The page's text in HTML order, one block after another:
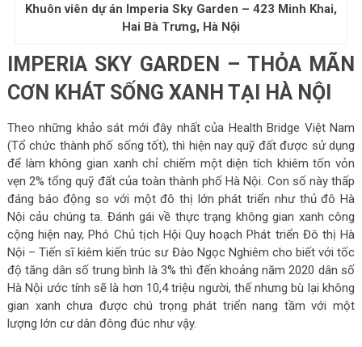
Khuôn viên dự án Imperia Sky Garden – 423 Minh Khai,
Hai Bà Trưng, Hà Nội
IMPERIA SKY GARDEN – THỎA MÃN
CƠN KHÁT SỐNG XANH TẠI HÀ NỘI
Theo những khảo sát mới đây nhất của Health Bridge Việt Nam
(Tổ chức thành phố sống tốt), thì hiện nay quỹ đất được sử dụng
để làm không gian xanh chỉ chiếm một diện tích khiêm tốn vỏn
vẹn 2% tổng quỹ đất của toàn thành phố Hà Nội. Con số này thấp
đáng báo động so với một đô thị lớn phát triển như thủ đô Hà
Nội cảu chúng ta. Đánh gái về thực trạng không gian xanh công
cộng hiện nay, Phó Chủ tịch Hội Quy hoạch Phát triển Đô thị Hà
Nội – Tiến sĩ kiêm kiến trúc sư Đào Ngọc Nghiêm cho biết với tốc
độ tăng dân số trung bình là 3% thì đến khoảng năm 2020 dân số
Hà Nội ước tính sẽ là hơn 10,4 triệu người, thế nhưng bù lại không
gian xanh chưa được chú trọng phát triển nang tầm với một
lượng lớn cư dân đông đúc như vậy.